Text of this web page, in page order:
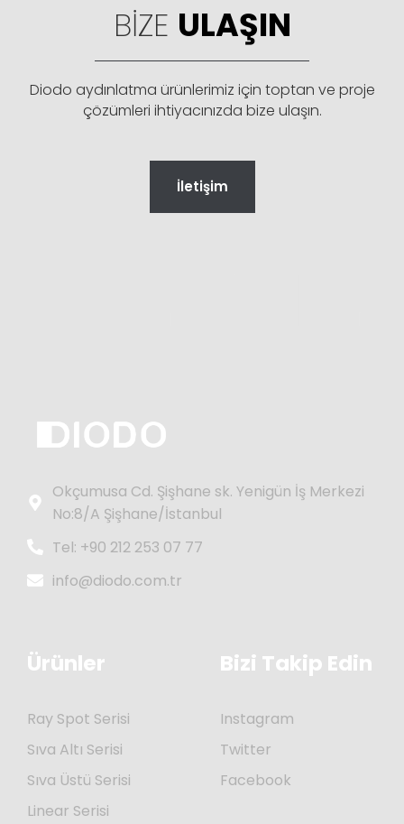
BIZE ULAŞIN
Diodo aydınlatma ürünlerimiz için toptan ve proje
çözümleri ihtiyacınızda bize ulaşın.
İletişim
Okçumusa Cd. Şişhane sk. Yenigün İş Merkezi
No:8/A Şişhane/İstanbul
Tel: +90 212 253 07 77
info@diodo.com.tr
Ürünler
Ray Spot Serisi
Sıva Altı Serisi
Sıva Üstü Serisi
Linear Serisi
Bizi Takip Edin
Instagram
Twitter
Facebook